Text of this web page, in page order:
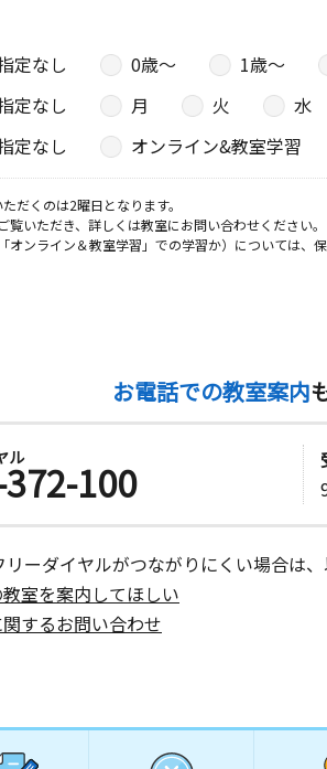
定なし 0歳〜 1歳〜
定なし 月 火 水
定なし オンライン&教室学習
だくのは2曜日となります。
いただき、詳しくは教室にお問い合わせください
ンライン＆教室学習」での学習か）については、
お電話での教室案内
ル 100
リーダイヤルがつながりにくい場合は
室を案内してほしい
するお問い合わせ